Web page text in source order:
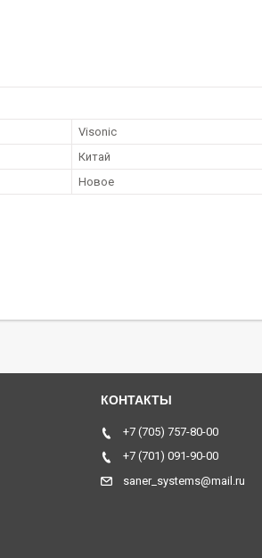
Visonic
Китай
Новое
+7 (705) 757-80-00
+7 (701) 091-90-00
saner_systems@mail.ru